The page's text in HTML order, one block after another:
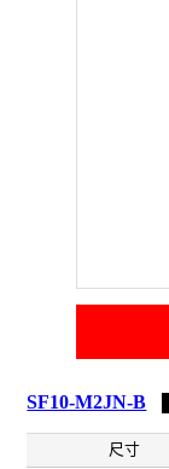
SF10-M2JN-B
尺寸